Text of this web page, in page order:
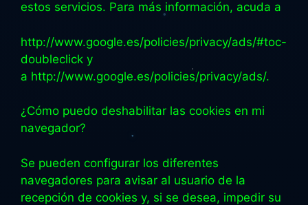
estos servicios. Para más información, acuda a
http://www.google.es/policies/privacy/ads/#toc-
doubleclick y
a http://www.google.es/policies/privacy/ads/.
¿Cómo puedo deshabilitar las cookies en mi
navegador?
Se pueden configurar los diferentes
navegadores para avisar al usuario de la
recepción de cookies y, si se desea, impedir su